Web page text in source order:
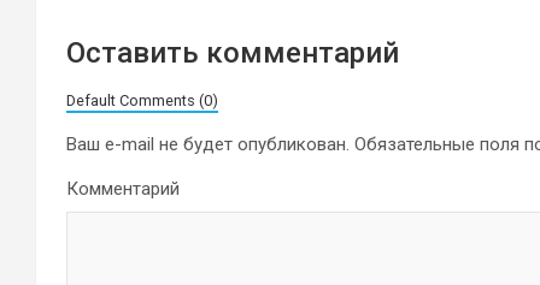
Оставить комментарий
Default Comments (0)
Ваш e-mail не будет опубликован. Обязательные поля
Комментарий